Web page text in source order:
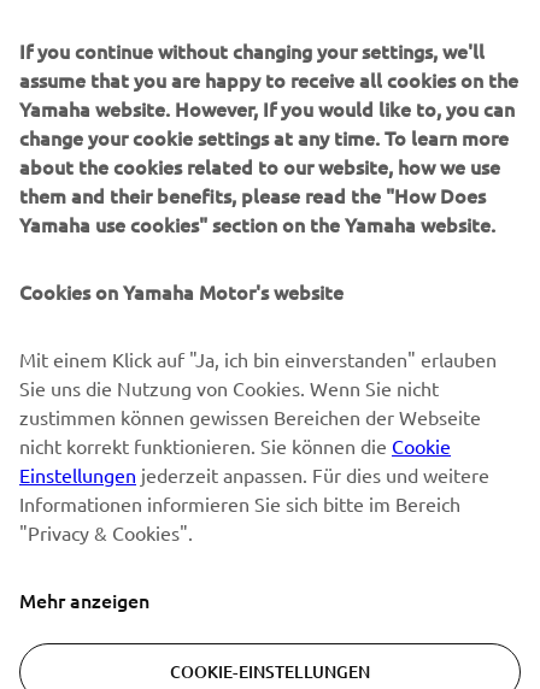
MEHR YAMAHA
SUPPORT
NEWSLETTER
Sonderveranstaltungen, Neuerscheinungen und vielem mehr.
ABONNIEREN
Lesen Sie unsere Datenschutzrichtlinie, um zu erfahren, wie wir
Ihre persönlichen Daten verarbeiten: Datenschutzerklärung
If you continue without changing your settings, we'll
assume that you are happy to receive all cookies on the
Yamaha website. However, If you would like to, you can
change your cookie settings at any time. To learn more
about the cookies related to our website, how we use
them and their benefits, please read the "How Does
Yamaha use cookies" section on the Yamaha website.
Cookies on Yamaha Motor's website
Mit einem Klick auf "Ja, ich bin einverstanden" erlauben
Sie uns die Nutzung von Cookies. Wenn Sie nicht
zustimmen können gewissen Bereichen der Webseite
nicht korrekt funktionieren. Sie können die Cookie
Einstellungen jederzeit anpassen. Für dies und weitere
Informationen informieren Sie sich bitte im Bereich
"Privacy & Cookies".
Mehr anzeigen
COOKIE-EINSTELLUNGEN